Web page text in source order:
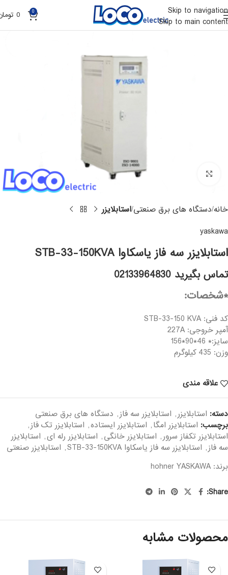
Skip to navigation
Skip to main content
0
0
خانه دستگاه های برق صنعتی استابلایزر
yaskawa
استابلایزر سه فاز یاسکاوا STB-33-150KVA
تماس بگیرید 02133964830
*شخصات:
کد فنی: STB-33-150 KVA
آمپر خروجی: 227A
سایز:* 46*90*156
وزن: 435 کیلوگرم
علاقه مندی
دسته: استابلایزر, استابلایزر سه فاز, دستگاه های برق صنعتی
برچسب: استابلایزر امگا, استابلایزر ایستاده, استابلایزر تک فاز,
استابلایزر تکفاز سرور, استابلایزر خانگی, استابلایزر رله ای, استابلایزر
سه فاز, استابلایزر سه فاز یاسکاوا STB-33-150KVA , استابلایزر صنعتی
برند: hohnerYASKAWA
Share:
محصولات مشابه